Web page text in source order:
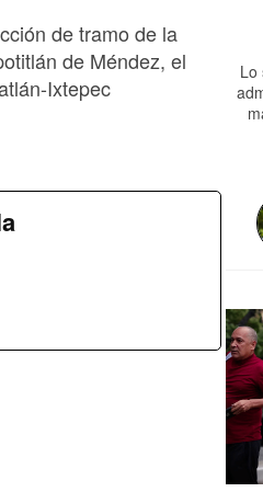
de tramo de la
de Méndez, el
Ixtepec
Lo